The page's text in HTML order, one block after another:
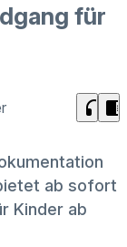
für
headphones chrome_reader_mode
ab sofort
Kinder ab